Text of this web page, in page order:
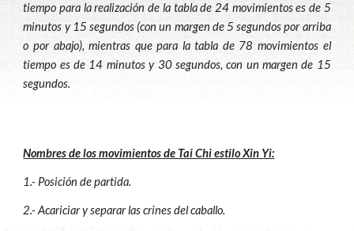
tiempo para la realización de la tabla de 24 movimientos es de 5
minutos y 15 segundos (con un margen de 5 segundos por arriba
o por abajo), mientras que para la tabla de 78 movimientos el
tiempo es de 14 minutos y 30 segundos, con un margen de 15
segundos.
Nombres de los movimientos de Tai Chi estilo Xin Yi:
1.- Posición de partida.
2.- Acariciar y separar las crines del caballo.